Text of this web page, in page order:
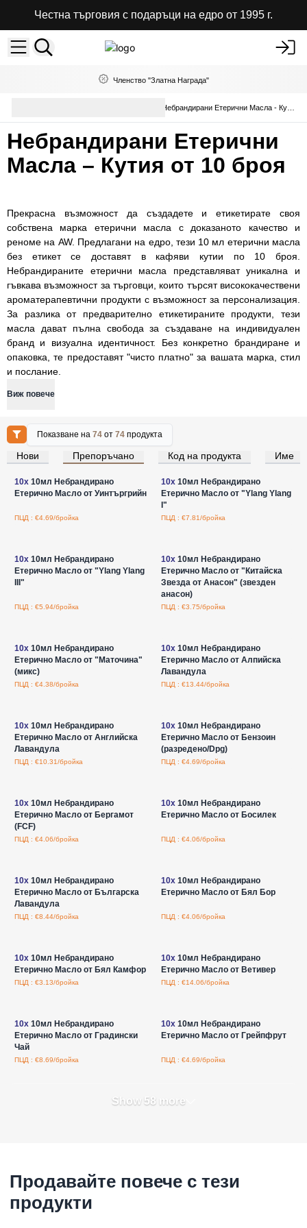
Честна търговия с подаръци на едро от 1995 г.
Членство "Златна Награда"
Небрандирани Етерични Масла - Кутии с по 10бр
Небрандирани Етерични
Масла – Кутия от 10 броя
Прекрасна възможност да създадете и етикетирате своя
собствена марка етерични масла с доказаното качество и
реноме на AW. Предлагани на едро, тези 10 мл етерични масла
без етикет се доставят в кафяви кутии по 10 броя.
Небрандираните етерични масла представляват уникална и
гъвкава възможност за търговци, които търсят висококачествени
ароматерапевтични продукти с възможност за персонализация.
За разлика от предварително етикетираните продукти, тези
масла дават пълна свобода за създаване на индивидуален
бранд и визуална идентичност. Без конкретно брандиране и
опаковка, те предоставят "чисто платно" за вашата марка, стил
и послание.
Виж повече
Показване на74 от74 продукта
Нови Препоръчано Код на продукта Име
Влезте за цени на едро
10x10мл Небрандирано
Етерично Масло от Уинтъргрийн
ПЦД : €4.69/бройка
Влезте за цени на едро
10x10мл Небрандирано
Етерично Масло от "Ylang Ylang
I"
ПЦД : €7.81/бройка
10x10мл Небрандирано
Етерично Масло от "Ylang Ylang
III"
ПЦД : €5.94/бройка
10x10мл Небрандирано
Етерично Масло от "Китайска
Звезда от Анасон" (звезден
анасон)
ПЦД : €3.75/бройка
10x10мл Небрандирано
Етерично Масло от "Маточина"
(микс)
ПЦД : €4.38/бройка
10x10мл Небрандирано
Етерично Масло от Алпийска
Лавандула
ПЦД : €13.44/бройка
10x10мл Небрандирано
Етерично Масло от Английска
Лавандула
ПЦД : €10.31/бройка
10x10мл Небрандирано
Етерично Масло от Бензоин
(разредено/Dpg)
ПЦД : €4.69/бройка
10x10мл Небрандирано
Етерично Масло от Бергамот
(FCF)
ПЦД : €4.06/бройка
10x10мл Небрандирано
Етерично Масло от Босилек
ПЦД : €4.06/бройка
10x10мл Небрандирано
Етерично Масло от Българска
Лавандула
ПЦД : €8.44/бройка
10x10мл Небрандирано
Етерично Масло от Бял Бор
ПЦД : €4.06/бройка
10x10мл Небрандирано
Етерично Масло от Бял Камфор
ПЦД : €3.13/бройка
10x10мл Небрандирано
Етерично Масло от Ветивер
ПЦД : €14.06/бройка
10x10мл Небрандирано
Етерично Масло от Градински
Чай
ПЦД : €8.69/бройка
10x10мл Небрандирано
Етерично Масло от Грейпфрут
ПЦД : €4.69/бройка
Show 58 more
Продавайте повече с тези
продукти